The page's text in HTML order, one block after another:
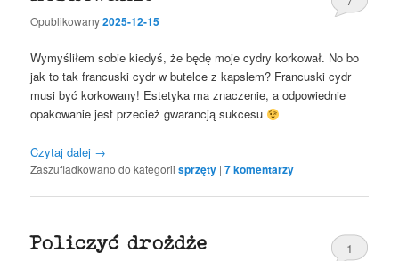
Opublikowany2025-12-15
Wymyśliłem sobie kiedyś, że będę moje cydry korkował. No bo
jak to tak francuski cydr w butelce z kapslem? Francuski cydr
musi być korkowany! Estetyka ma znaczenie, a odpowiednie
opakowanie jest przecież gwarancją sukcesu
Czytaj dalej →
Zaszufladkowano do kategorii sprzęty |7komentarzy
Policzyć drożdże 1